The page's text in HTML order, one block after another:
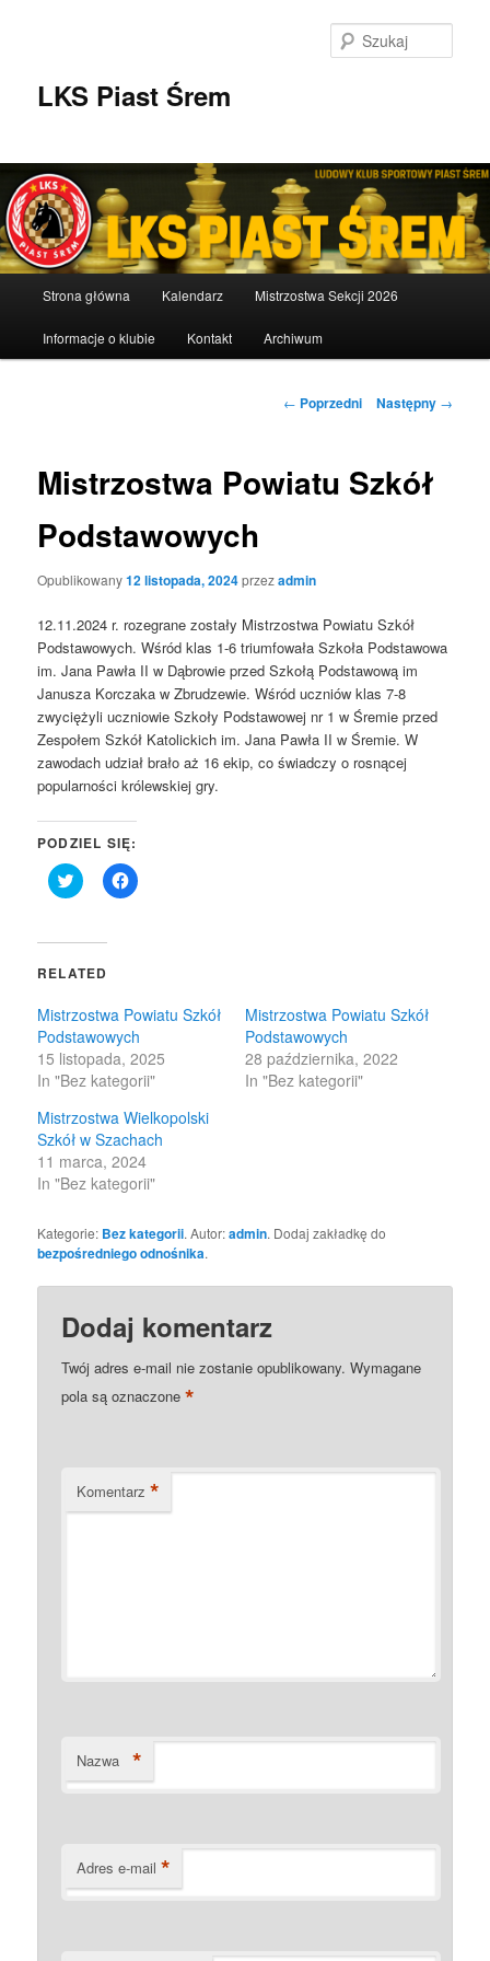
LKS Piast Śrem
Strona główna Kalendarz Mistrzostwa Sekcji 2026
Informacje o klubie Kontakt Archiwum
Nawigacja
← Poprzedni Następny →
Mistrzostwa Powiatu Szkół
Podstawowych
Opublikowany12 listopada, 2024przezadmin
12.11.2024 r. rozegrane zostały Mistrzostwa Powiatu Szkół
Podstawowych. Wśród klas 1-6 triumfowała Szkoła Podstawowa
im. Jana Pawła II w Dąbrowie przed Szkołą Podstawową im
Janusza Korczaka w Zbrudzewie. Wśród uczniów klas 7-8
zwyciężyli uczniowie Szkoły Podstawowej nr 1 w Śremie przed
Zespołem Szkół Katolickich im. Jana Pawła II w Śremie. W
zawodach udział brało aż 16 ekip, co świadczy o rosnącej
popularności królewskiej gry.
PODZIEL SIĘ:
Click
to
(Opens
new
Click
to
RELATED
Mistrzostwa Powiatu Szkół
Podstawowych
15 listopada, 2025
In "Bez kategorii"
Mistrzostwa Powiatu Szkół
Podstawowych
28 października, 2022
In "Bez kategorii"
Mistrzostwa Wielkopolski
Szkół w Szachach
11 marca, 2024
In "Bez kategorii"
Kategorie: Bez kategorii. Autor:admin. Dodaj zakładkę do
bezpośredniego odnośnika.
Dodaj komentarz
Twój adres e-mail nie zostanie opublikowany. Wymagane
pola są oznaczone*
Komentarz *
Nazwa *
Adres e-mail *